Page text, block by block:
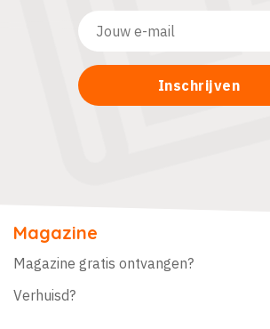
Magazine
Magazine gratis ontvangen?
Verhuisd?